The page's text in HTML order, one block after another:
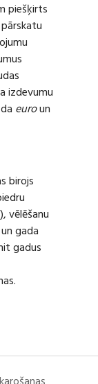
piešķirts
izdevumu
euroun
birojs
vēlēšanu
gada
gadus